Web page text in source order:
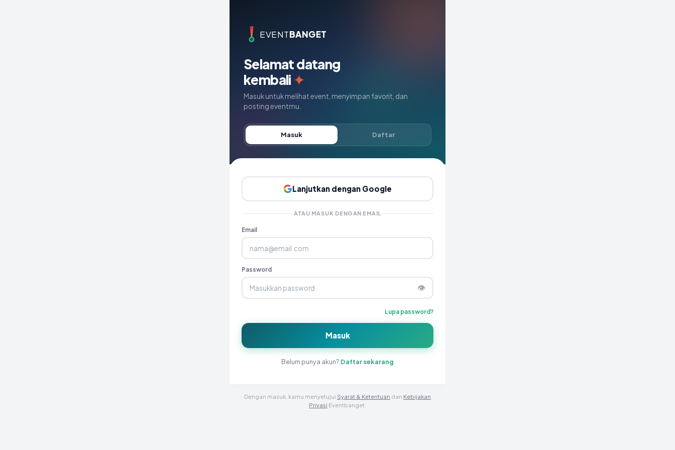
EVENTBANGET
Selamat datang
kembali ✦
Masuk untuk melihat event, menyimpan favorit, dan
posting eventmu.
Masuk Daftar
Lanjutkan dengan Google
ATAU MASUK DENGAN EMAIL
Email
Password
👁
Lupa password?
Masuk
Belum punya akun? Daftar sekarang
Dengan masuk, kamu menyetujui Syarat & Ketentuan dan Kebijakan
Privasi Eventbanget.